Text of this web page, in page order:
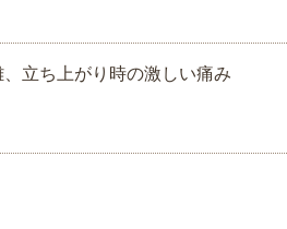
立ち上がり時の激しい痛み